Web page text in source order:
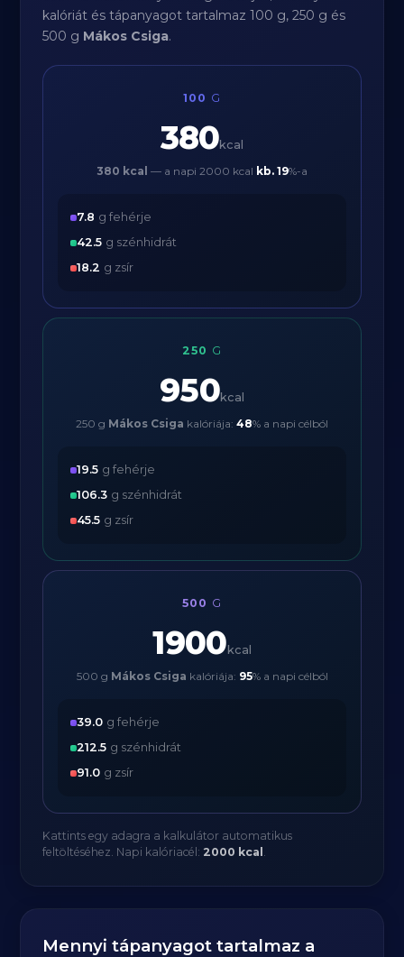
kalóriát és tápanyagot tartalmaz 100 g, 250 g és
500 g Mákos Csiga.
100 G
380kcal
380 kcal — a napi 2000 kcal kb. 19%-a
7.8 g fehérje
42.5 g szénhidrát
18.2 g zsír
250 G
950kcal
250 g Mákos Csiga kalóriája: 48% a napi célból
19.5 g fehérje
106.3 g szénhidrát
45.5 g zsír
500 G
1900 kcal
500 g Mákos Csiga kalóriája: 95% a napi célból
39.0 g fehérje
212.5 g szénhidrát
91.0 g zsír
Kattints egy adagra a kalkulátor automatikus
feltöltéséhez. Napi kalóriacél: 2000 kcal .
Mennyi tápanyagot tartalmaz a